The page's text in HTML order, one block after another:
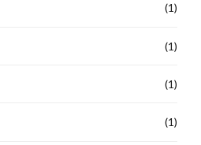
(1)
(1)
(1)
(1)